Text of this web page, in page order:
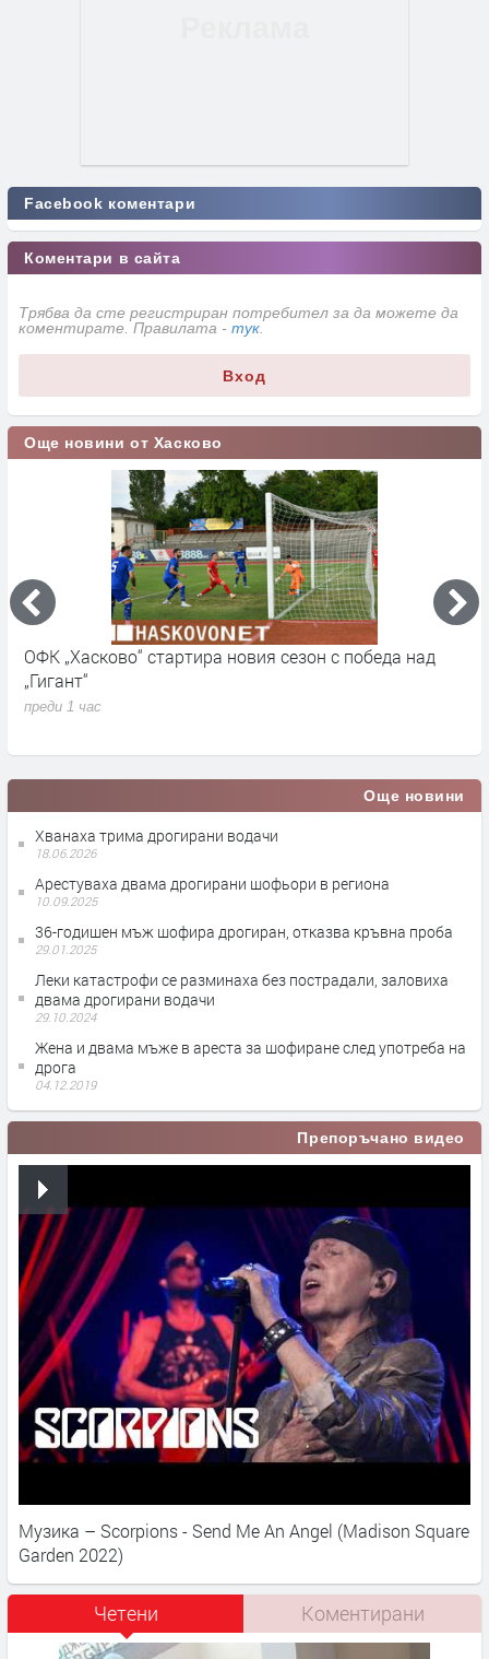
Facebook коментари
Коментари в сайта
Трябва да сте регистриран потребител за да можете да
коментирате. Правилата - тук
Вход
Още новини от Хасково
ОФК „Хасково“ стартира новия сезон с победа над
„Гигант“
преди 1 час
Още новини
Хванаха трима дрогирани водачи
18.06.2026
Арестуваха двама дрогирани шофьори в региона
10.09.2025
36-годишен мъж шофира дрогиран, отказва кръвна проба
29.01.2025
Леки катастрофи се разминаха без пострадали, заловиха
двама дрогирани водачи
29.10.2024
Жена и двама мъже в ареста за шофиране след употреба на
дрога
04.12.2019
Препоръчано видео
Музика – Scorpions - Send Me An Angel (Madison Square
Garden 2022)
Четени Коментирани